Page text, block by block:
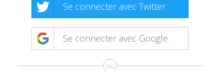
Se connecter avec Twitter
Se connecter avec Google
ou